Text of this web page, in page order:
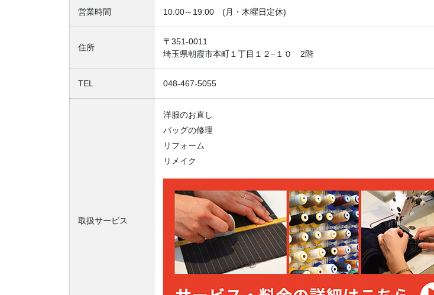
営業時間 10:00～19:00 (月・木曜日定休)
住所
〒351-0011
埼玉県朝霞市本町１丁目１２−１０ 2階
TEL 048-467-5055
取扱サービス
洋服のお直し
バッグの修理
リフォーム
リメイク